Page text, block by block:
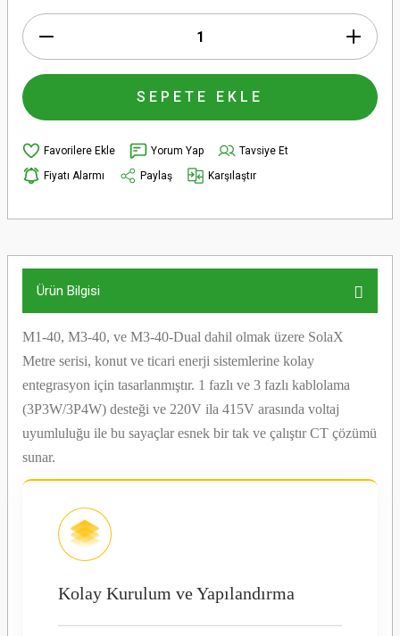
SEPETE EKLE
Yorum Yap
Tavsiye Et
Fiyatı Alarmı
Paylaş Karşılaştır
Ürün Bilgisi
M1-40, M3-40, ve M3-40-Dual dahil olmak üzere SolaX
Metre serisi, konut ve ticari enerji sistemlerine kolay
entegrasyon için tasarlanmıştır. 1 fazlı ve 3 fazlı kablolama
(3P3W/3P4W) desteği ve 220V ila 415V arasında voltaj
uyumluluğu ile bu sayaçlar esnek bir tak ve çalıştır CT çözümü
sunar.
Kolay Kurulum ve Yapılandırma